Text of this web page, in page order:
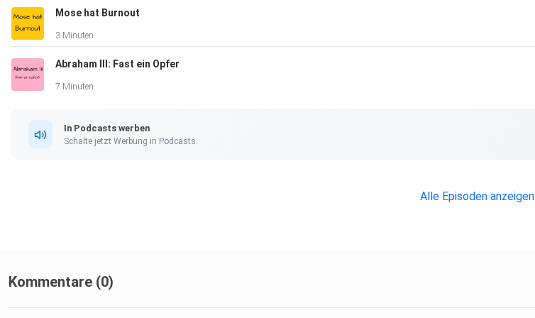
Mose hat Burnout
3 Minuten
Abraham III: Fast ein Opfer
7 Minuten
In Podcasts werben
Schalte jetzt Werbung in Podcasts.
Alle Episoden anzeigen
Kommentare (0)